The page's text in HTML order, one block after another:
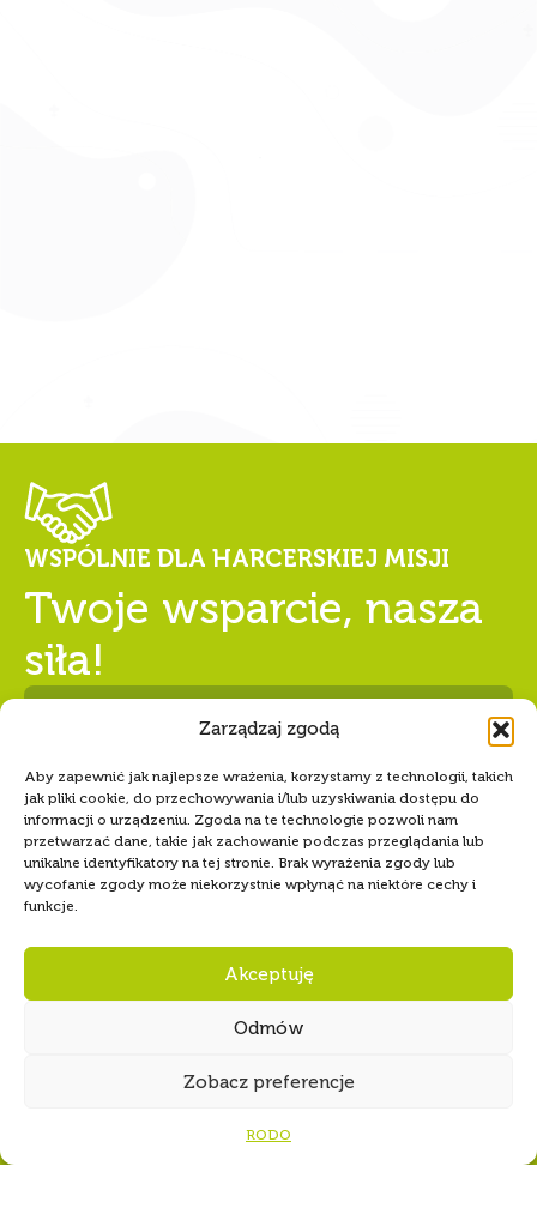
WSPÓLNIE DLA HARCERSKIEJ MISJI
Twoje wsparcie, nasza
siła!
Numer konta Hufca ZHP Tczew
8589
© 1997-2026 Związek Harcerstwa Polskiego